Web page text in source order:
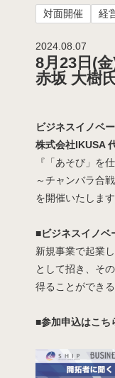
対面開催 経
2024.08.07
8月23日(
赤坂 大樹
ビジネスイノベ
株式会社IKUSA
『「あそび」を
～チャンバラ合
を開催いたします
■ビジネスイノ
新規事業で起業
として招き、そ
得ることができ
■参加申込はこ